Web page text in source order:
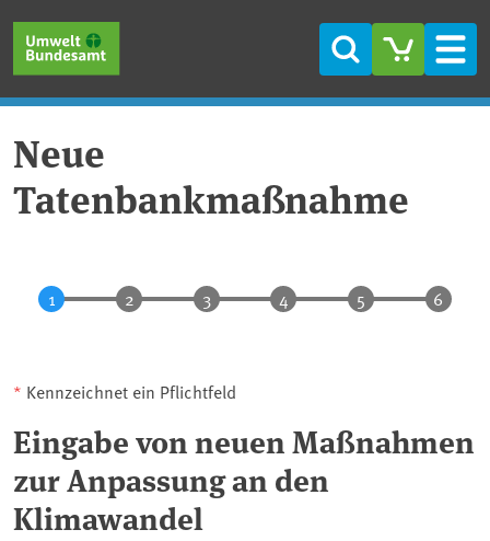
Suche
Neue
Tatenbankmaßnahme
* Kennzeichnet ein Pflichtfeld
Eingabe von neuen Maßnahmen
zur Anpassung an den
Klimawandel